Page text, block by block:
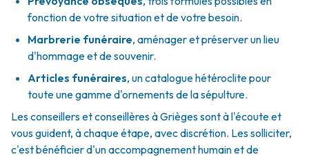
fonction de votre situation et de votre besoin.
Marbrerie funéraire, aménager et préserver un lieu
d'hommage et de souvenir.
Articles funéraires, un catalogue hétéroclite pour
toute une gamme d'ornements de la sépulture.
Les conseillers et conseillères à Grièges sont à l'écoute et
vous guident, à chaque étape, avec discrétion. Les solliciter,
c'est bénéficier d'un accompagnement humain et de